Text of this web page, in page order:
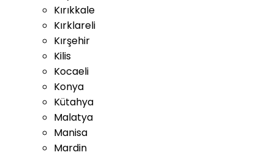
Kırıkkale
Kırklareli
Kırşehir
Kilis
Kocaeli
Konya
Kütahya
Malatya
Manisa
Mardin